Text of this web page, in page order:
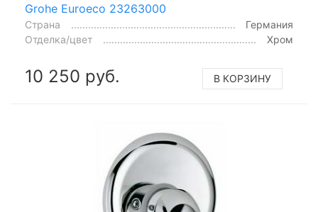
Grohe Euroeco 23263000
Страна
Германия
Отделка/цвет
Хром
10 250 руб. В КОРЗИНУ